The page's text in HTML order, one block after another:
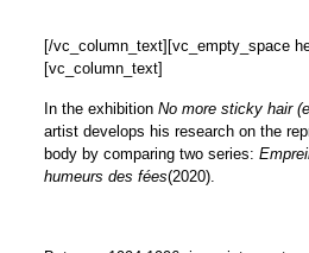
[/vc_column_text][vc_empty_space
[vc_column_text]
In the exhibition No more sticky hair
artist develops his research on the
body by comparing two series:
humeurs des fées(2020).